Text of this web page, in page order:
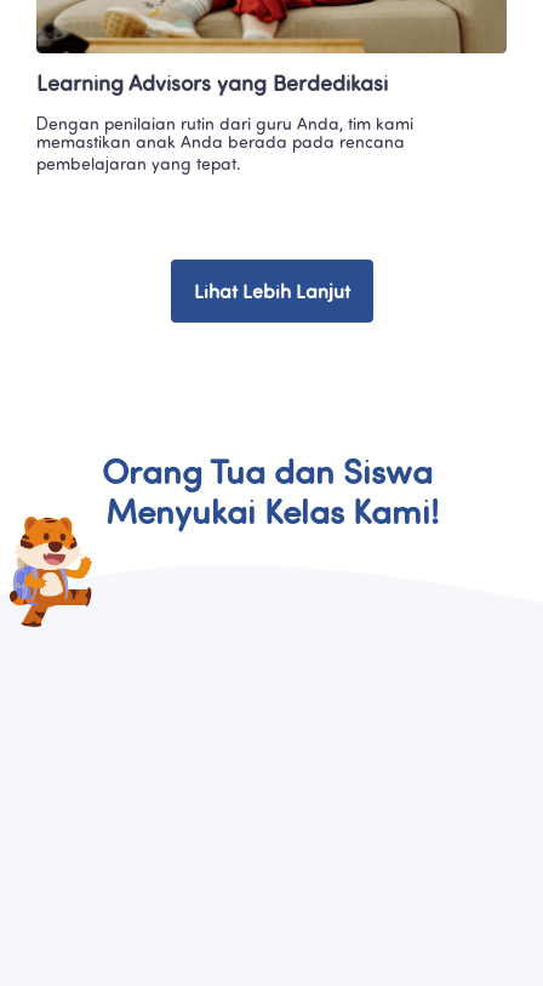
Learning Advisors yang Berdedikasi
Dengan penilaian rutin dari guru Anda, tim kami
memastikan anak Anda berada pada rencana
pembelajaran yang tepat.
Lihat Lebih Lanjut
Orang Tua dan Siswa
Menyukai Kelas Kami!